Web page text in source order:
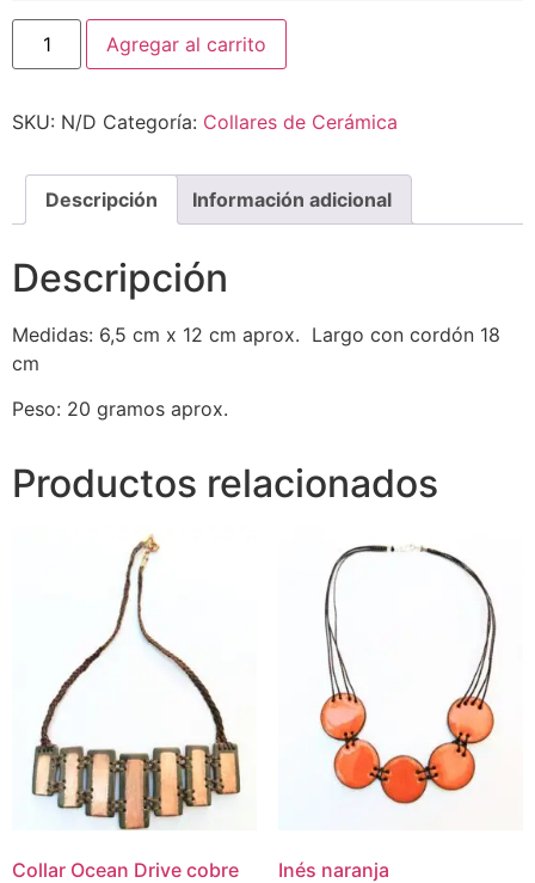
Agregar al carrito
SKU: N/D Categoría: Collares de Cerámica
Descripción Información adicional
Descripción
Medidas: 6,5 cm x 12 cm aprox. Largo con cordón 18
cm
Peso: 20 gramos aprox.
Productos relacionados
Collar Ocean Drive cobre Inés naranja